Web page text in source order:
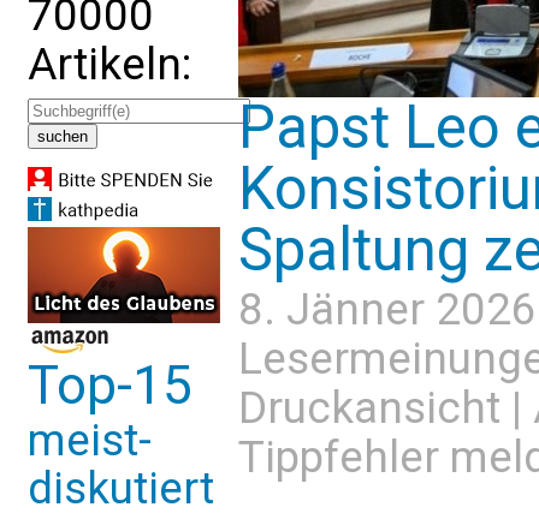
70000
Artikeln:
Top-15
meist-
diskutiert
Papst Leo
Spaltung
8. Jänner
Druckansicht |
Tippfehler